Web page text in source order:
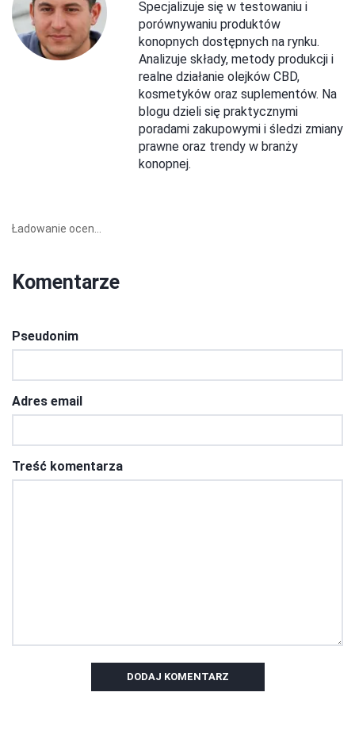
Specjalizuje się w testowaniu i
porównywaniu produktów
konopnych dostępnych na rynku.
Analizuje składy, metody produkcji i
realne działanie olejków CBD,
kosmetyków oraz suplementów. Na
blogu dzieli się praktycznymi
poradami zakupowymi i śledzi zmiany
prawne oraz trendy w branży
konopnej.
Ładowanie ocen...
Komentarze
Pseudonim
Adres email
Treść komentarza
DODAJ KOMENTARZ